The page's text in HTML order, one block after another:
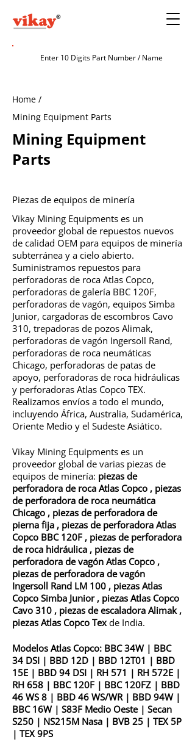
Home /
Mining Equipment Parts
Mining Equipment
Parts
Piezas de equipos de minería
Vikay Mining Equipments es un
proveedor global de repuestos nuevos
de calidad OEM para equipos de minería
subterránea y a cielo abierto.
Suministramos repuestos para
perforadoras de roca Atlas Copco,
perforadoras de galería BBC 120F,
perforadoras de vagón, equipos Simba
Junior, cargadoras de escombros Cavo
310, trepadoras de pozos Alimak,
perforadoras de vagón Ingersoll Rand,
perforadoras de roca neumáticas
Chicago, perforadoras de patas de
apoyo, perforadoras de roca hidráulicas
y perforadoras Atlas Copco TEX.
Realizamos envíos a todo el mundo,
incluyendo África, Australia, Sudamérica,
Oriente Medio y el Sudeste Asiático.
Vikay Mining Equipments es un
proveedor global de varias piezas de
equipos de minería: piezas de
perforadora de roca Atlas Copco , piezas
de perforadora de roca neumática
Chicago , piezas de perforadora de
pierna fija , piezas de perforadora Atlas
Copco BBC 120F , piezas de perforadora
de roca hidráulica , piezas de
perforadora de vagón Atlas Copco ,
piezas de perforadora de vagón
Ingersoll Rand LM 100 , piezas Atlas
Copco Simba Junior , piezas Atlas Copco
Cavo 310 , piezas de escaladora Alimak ,
piezas Atlas Copco Texde India.
Modelos Atlas Copco: BBC 34W | BBC
34 DSI | BBD 12D | BBD 12T01 | BBD
15E | BBD 94 DSI | RH 571 | RH 572E |
RH 658 | BBC 120F | BBC 120FZ | BBD
46 WS 8 | BBD 46 WS/WR| BBD 94W|
BBC 16W| S83F Medio Oeste| Secan
S250 | NS215M Nasa | BVB 25 | TEX 5P
| TEX 9PS